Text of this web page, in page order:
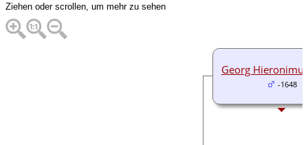
Ziehen oder scrollen, um mehr zu sehen
Georg
-1648